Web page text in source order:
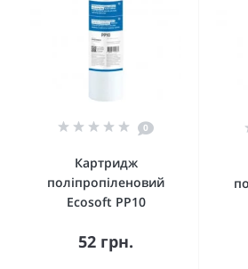
0
Картридж
поліпропіленовий
Ecosoft PP10
52 грн.